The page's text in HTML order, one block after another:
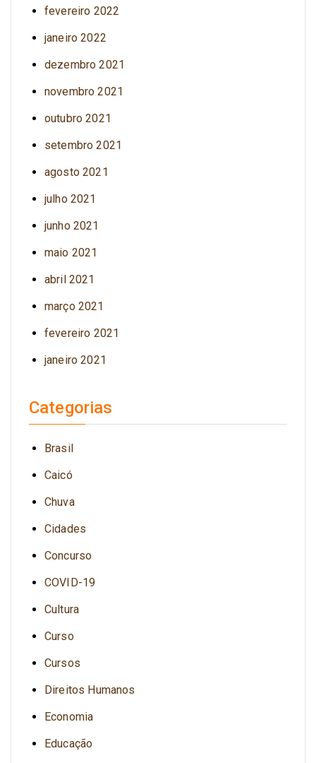
fevereiro 2022
janeiro 2022
dezembro 2021
novembro 2021
outubro 2021
setembro 2021
agosto 2021
julho 2021
junho 2021
maio 2021
abril 2021
março 2021
fevereiro 2021
janeiro 2021
Categorias
Brasil
Caicó
Chuva
Cidades
Concurso
COVID-19
Cultura
Curso
Cursos
Direitos Humanos
Economia
Educação